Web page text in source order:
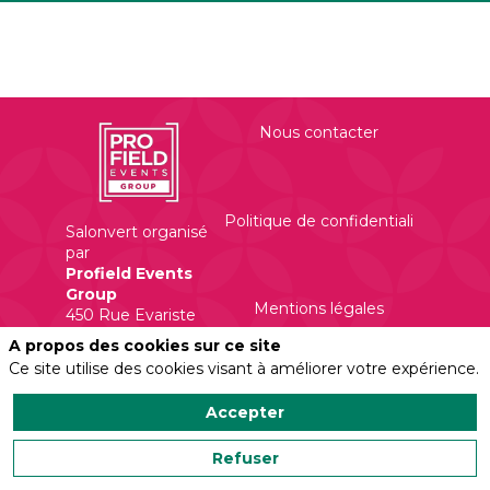
Salonvert organisé
par
Profield Events
Group
450 Rue Evariste
Galois
Nous contacter
Politique de confidentialité
Mentions légales
A propos des cookies sur ce site
Ce site utilise des cookies visant à améliorer votre expérience.
Accepter
Refuser